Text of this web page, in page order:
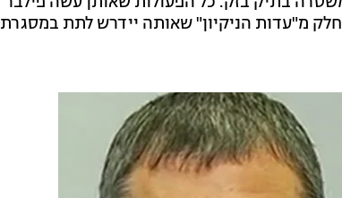
חלק מ"עדות הניקיון" שאותה יידרש לתת במסגרת